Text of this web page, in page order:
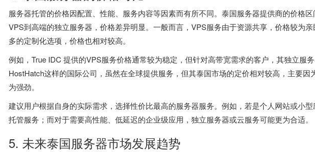
服务器托管的价格因配置、性能、服务内容等因素而有所不同。 泰国服务器提供商的价格
VPS到高端的独立服务器，价格差异明显。一般而言，VPS服务由于资源共享，价格较为
多的定制化选项，价格也相对较高。
例如，True IDC 提供的VPS服务价格通常较为稳定，但针对高带宽需求的客户，其独立服
HostHatch这样的国际公司，虽然在全球提供服务，但其泰国市场的定价相对较高，主要因
为强劲。
建议用户根据自身的实际需求，选择性价比最高的服务器服务。例如，若是个人网站或小
托管服务；而对于需要高性能、低延迟的企业级应用，独立服务器或云服务可能更为合适。
5. 未来泰国服务器市场发展趋势